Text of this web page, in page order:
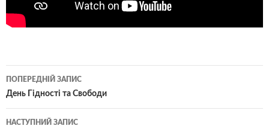
Навігація
по
записам
ПОПЕРЕДНІЙ ЗАПИС
День Гідності та Свободи
НАСТУПНИЙ ЗАПИС